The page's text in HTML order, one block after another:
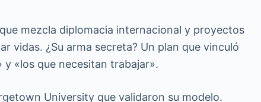
mezcla diplomacia internacional y proyectos
vidas. ¿Su arma secreta? Un plan que vinculó
«los que necesitan trabajar».
University que validaron su modelo.